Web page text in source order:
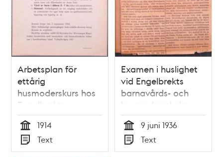
Arbetsplan för
ettårig
husmoderskurs hos
Engelbrekts
barnkrubba
Tid
1914
Typ
Text
Examen i huslighet
vid Engelbrekts
barnavårds- och
husmodersskola
Tid
9 juni 1936
Typ
Text